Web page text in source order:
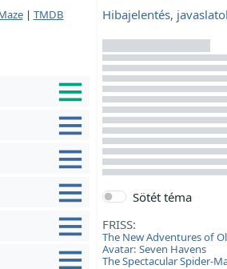
| TMDB
Hibajelentés,
Sötét téma
FRISS:
The New Adventures of
Avatar: Seven Havens
The Spectacular Spider-